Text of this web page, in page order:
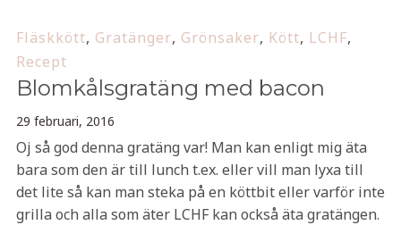
Fläskkött, Gratänger, Grönsaker, Kött, LCHF,
Recept
Blomkålsgratäng med bacon
29 februari, 2016
Oj så god denna gratäng var! Man kan enligt mig äta
bara som den är till lunch t.ex. eller vill man lyxa till
det lite så kan man steka på en köttbit eller varför inte
grilla och alla som äter LCHF kan också äta gratängen.